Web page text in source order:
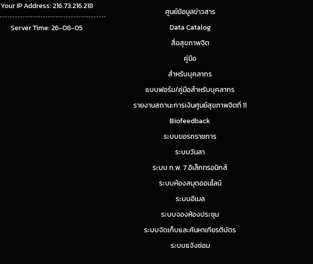
Your IP Address: 216.73.216.218
Server Time: 26-08-05
ศูนย์ข้อมูลข่าวสาร
Data Catalog
สื่อสุขภาพจิต
คู่มือ
สำหรับบุคลากร
แบบฟอร์ม/คู่มือสำหรับบุคลากร
รายงานสถานะการเงินศูนย์สุขภาพจิตที่ 11
Biofeedback
ระบบขอรถราชการ
ระบบวันลา
ระบบ ก.พ. 7 อิเล็กทรอนิกส์
ระบบห้องสมุดออนไลน์
ระบบอีเมล
ระบบจองห้องประชุม
ระบบจัดเก็บและค้นหาเกียรติบัตร
ระบบแจ้งซ่อม